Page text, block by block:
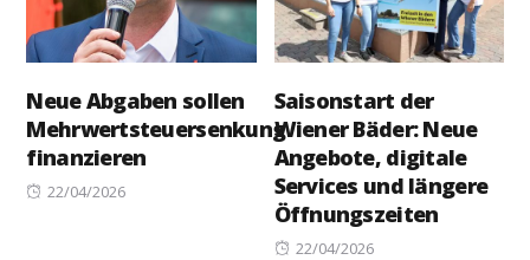
Neue Abgaben sollen
Mehrwertsteuersenkung
finanzieren
Posted
22/04/2026
Saisonstart der
Wiener Bäder: Neue
Angebote, digitale
Services und längere
Öffnungszeiten
Posted
22/04/2026